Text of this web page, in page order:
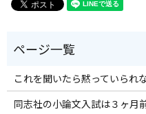
これを聞いたら黙っていられ
同志社の小論文入試は３ヶ月